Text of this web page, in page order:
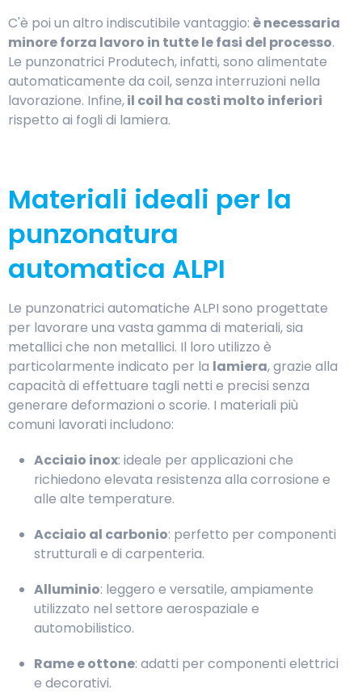
C'è poi un altro indiscutibile vantaggio: è necessaria
minore forza lavoro in tutte le fasi del processo.
Le punzonatrici Produtech, infatti, sono alimentate
automaticamente da coil, senza interruzioni nella
lavorazione. Infine,il coil ha costi molto inferiori
rispetto ai fogli di lamiera.
Materiali ideali per la
punzonatura
automatica ALPI
Le punzonatrici automatiche ALPI sono progettate
per lavorare una vasta gamma di materiali, sia
metallici che non metallici. Il loro utilizzo è
particolarmente indicato per la lamiera, grazie alla
capacità di effettuare tagli netti e precisi senza
generare deformazioni o scorie. I materiali più
comuni lavorati includono:
Acciaio inox: ideale per applicazioni che
richiedono elevata resistenza alla corrosione e
alle alte temperature.
Acciaio al carbonio: perfetto per componenti
strutturali e di carpenteria.
Alluminio: leggero e versatile, ampiamente
utilizzato nel settore aerospaziale e
automobilistico.
Rame e ottone: adatti per componenti elettrici
e decorativi.